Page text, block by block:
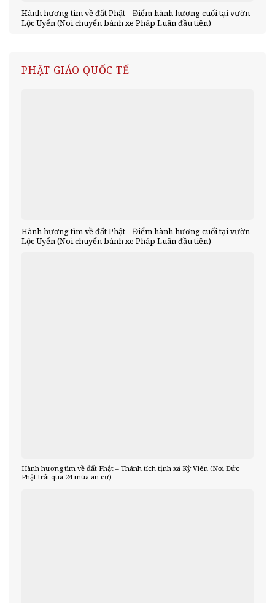
Hành hương tìm về đất Phật – Điểm hành hương cuối tại vườn
Lộc Uyển (Noi chuyển bánh xe Pháp Luân đầu tiên)
PHẬT GIÁO QUỐC TẾ
Hành hương tìm về đất Phật – Điểm hành hương cuối tại vườn
Lộc Uyển (Noi chuyển bánh xe Pháp Luân đầu tiên)
Hành hương tìm về đất Phật – Thánh tích tịnh xá Kỳ Viên (Nơi Đức
Phật trải qua 24 mùa an cư)